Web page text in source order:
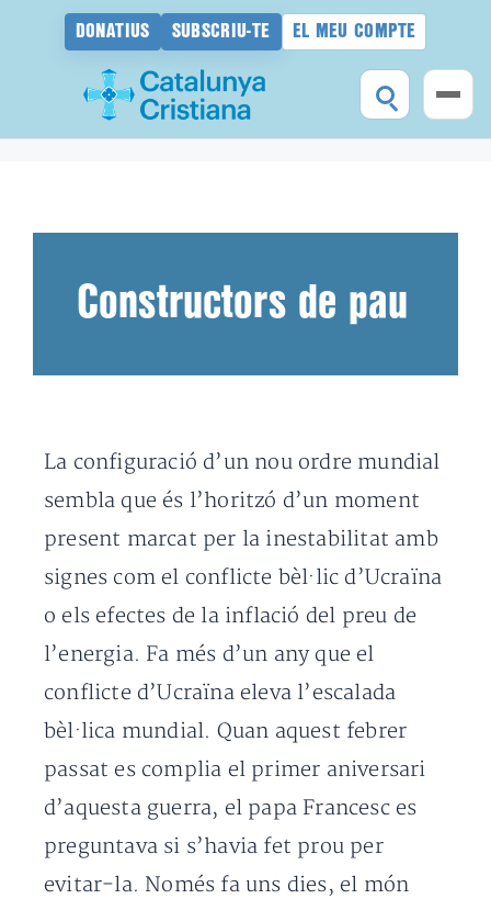
DONATIUS SUBSCRIU-TE EL MEU COMPTE
Constructors de pau
La configuració d’un nou ordre mundial
sembla que és l’horitzó d’un moment
present marcat per la inestabilitat amb
signes com el conflicte bèl·lic d’Ucraïna
o els efectes de la inflació del preu de
l’energia. Fa més d’un any que el
conflicte d’Ucraïna eleva l’escalada
bèl·lica mundial. Quan aquest febrer
passat es complia el primer aniversari
d’aquesta guerra, el papa Francesc es
preguntava si s’havia fet prou per
evitar-la. Només fa uns dies, el món